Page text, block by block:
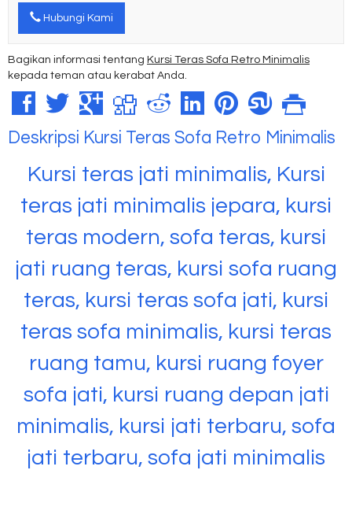
Hubungi Kami
Bagikan informasi tentang Kursi Teras Sofa Retro Minimalis
kepada teman atau kerabat Anda.
Deskripsi Kursi Teras Sofa Retro Minimalis
Kursi teras jati minimalis, Kursi
teras jati minimalis jepara, kursi
teras modern, sofa teras, kursi
jati ruang teras, kursi sofa ruang
teras, kursi teras sofa jati, kursi
teras sofa minimalis, kursi teras
ruang tamu, kursi ruang foyer
sofa jati, kursi ruang depan jati
minimalis, kursi jati terbaru, sofa
jati terbaru, sofa jati minimalis